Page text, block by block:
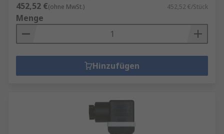
452,52 €(ohne MwSt.) 452,52 €/Stück
Menge
Hinzufügen